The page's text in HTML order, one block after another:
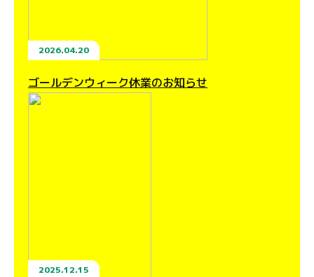
2026.04.20
ゴールデンウィーク休業のお知らせ
2025.12.15